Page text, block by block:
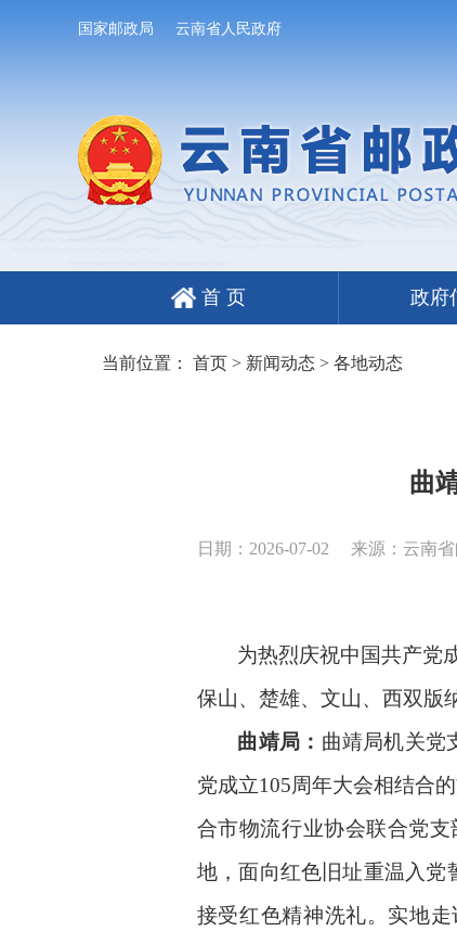
国家邮政局 云南省人民政府
首 页 政府
当前位置： 首页> 新闻动态> 各地动态
曲
日期：2026-07-02 来源：云南
为热烈庆祝中国共产党
保山、楚雄、 文山、 西双版
曲靖局： 曲靖局机关党
党成立105周年大会相结合
合市物流行业协会联合党支
地，面向红色旧址重温入党
接受红色精神洗礼。实地